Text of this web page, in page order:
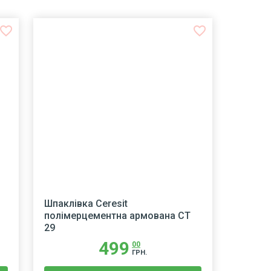
favorite_border
Шпаклівка Ceresit
полімерцементна армована СT
29
499 00
ГРН.
favorite_border